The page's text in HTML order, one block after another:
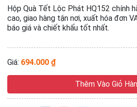
Hộp Quà Tết Lộc Phát HQ152 chính
cao, giao hàng tận nơi, xuất hóa đơn
báo giá và chiết khấu tốt nhất.
Giá: 694.000 ₫
Thêm Vào Giỏ